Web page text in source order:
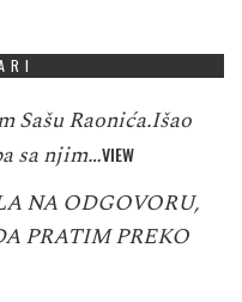
Sašu Raonića.Išao
sa njim…VIEW
NA ODGOVORU,
PRATIM PREKO